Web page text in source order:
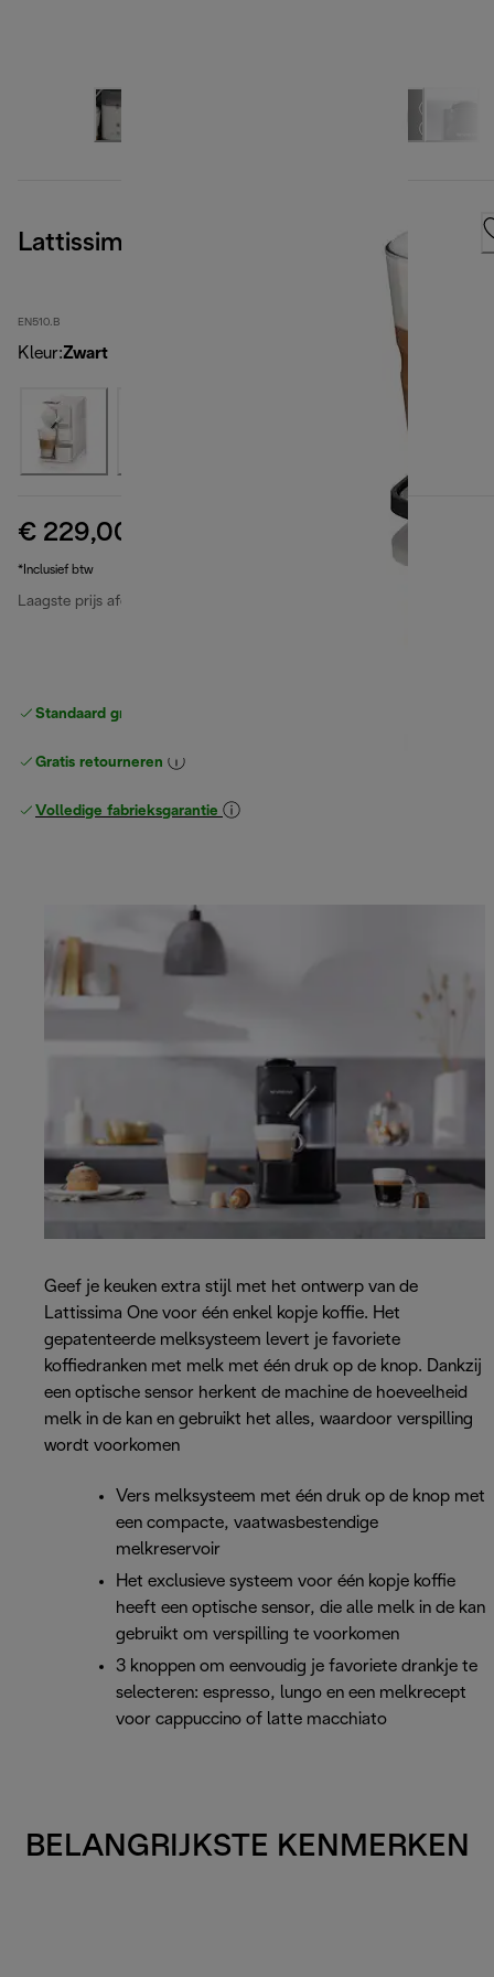
Lattissima One, Black
EN510.B
Kleur:Zwart
€ 229,00
*Inclusief btw
Laagste prijs afgelopen 30 dagen
Standaard gratis verzending
Gratis retourneren
Volledige fabrieksgarantie
Geef je keuken extra stijl met het ontwerp van de
Lattissima One voor één enkel kopje koffie. Het
gepatenteerde melksysteem levert je favoriete
koffiedranken met melk met één druk op de knop. Dankzij
een optische sensor herkent de machine de hoeveelheid
melk in de kan en gebruikt het alles, waardoor verspilling
wordt voorkomen
Vers melksysteem met één druk op de knop met
een compacte, vaatwasbestendige
melkreservoir
Het exclusieve systeem voor één kopje koffie
heeft een optische sensor, die alle melk in de kan
gebruikt om verspilling te voorkomen
3 knoppen om eenvoudig je favoriete drankje te
selecteren: espresso, lungo en een melkrecept
voor cappuccino of latte macchiato
BELANGRIJKSTE KENMERKEN